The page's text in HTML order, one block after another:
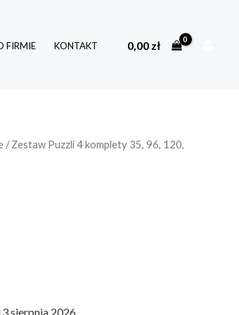
FIRMIE KONTAKT 0,00 zł
/ Zestaw Puzzli 4 komplety 35, 96, 120,
sierpnia 2026